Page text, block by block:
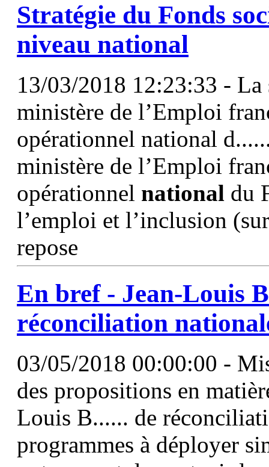
Stratégie du Fonds
niveau national
13/03/2018 12:23:33 - La
ministère de l’Emploi
opérationnel national
ministère de l’Emploi
opérationnel national du
l’emploi et l’inclusion
repose
En bref - Jean-Louis
réconciliation
03/05/2018 00:00:00 -
des propositions en
Louis B...... de
programmes à déployer